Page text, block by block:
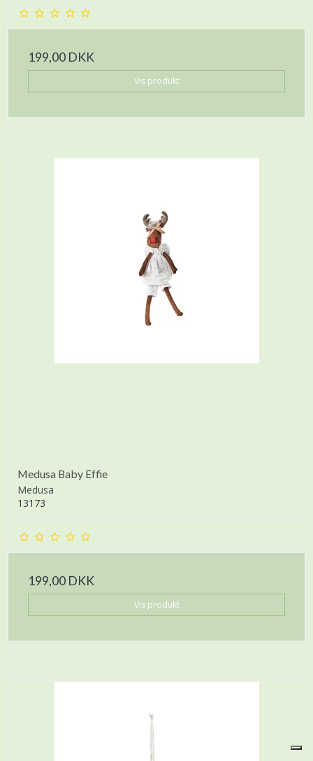
199,00 DKK
Vis produkt
Medusa Baby Effie
Medusa
13173
199,00 DKK
Vis produkt